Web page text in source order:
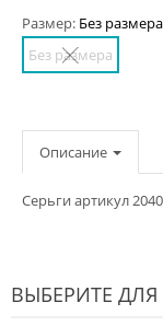
Размер: Без размера
Без размера
Описание
Серьги артикул
ВЫБЕРИТЕ